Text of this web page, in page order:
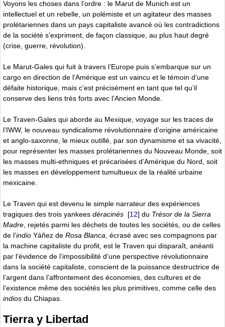
Voyons les choses dans l’ordre : le Marut de Munich est un
intellectuel et un rebelle, un polémiste et un agitateur des masses
prolétariennes dans un pays capitaliste avancé où les contradictions
de la société s’expriment, de façon classique, au plus haut degré
(crise, guerre, révolution).
Le Marut-Gales qui fuit à travers l’Europe puis s’embarque sur un
cargo en direction de l’Amérique est un vaincu et le témoin d’une
défaite historique, mais c’est précisément en tant que tel qu’il
conserve des liens très forts avec l’Ancien Monde.
Le Traven-Gales qui aborde au Mexique, voyage sur les traces de
l’IWW, le nouveau syndicalisme révolutionnaire d’origine américaine
et anglo-saxonne, le mieux outillé, par son dynamisme et sa vivacité,
pour représenter les masses prolétariennes du Nouveau Monde, soit
les masses multi-ethniques et précarisées d’Amérique du Nord, soit
les masses en développement tumultueux de la réalité urbaine
mexicaine.
Le Traven qui est devenu le simple narrateur des expériences
tragiques des trois yankees déracinés [12] du Trésor de la Sierra
Madre, rejetés parmi les déchets de toutes les sociétés, ou de celles
de l’indio Yáñez de Rosa Blanca, écrasé avec ses compagnons par
la machine capitaliste du profit, est le Traven qui disparaît, anéanti
par l’évidence de l’impossibilité d’une perspective révolutionnaire
dans la société capitaliste, conscient de la puissance destructrice de
l’argent dans l’affrontement des économies, des cultures et de
l’existence même des sociétés les plus primitives, comme celle des
indios du Chiapas.
Tierra y Libertad